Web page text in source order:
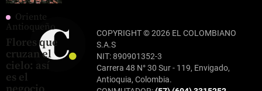
Oriente
Antioqueño
Flores que
cruzan el
cielo: así
es el
COPYRIGHT © 2026 EL COLOMBIANO
S.A.S
NIT: 890901352-3
Carrera 48 N° 30 Sur - 119, Envigado,
Antioquia, Colombia.